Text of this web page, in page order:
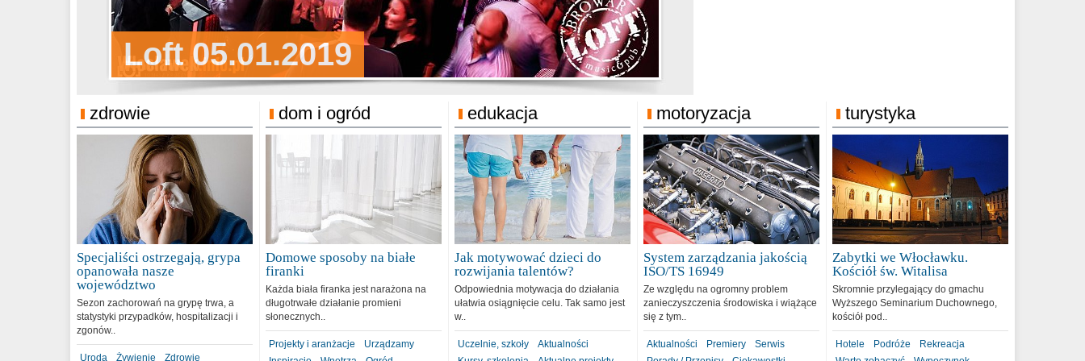
Loft 05.01.2019
Sylwester Podgrodzie 31.12.2018
Sylwester Pensjonat Michelin
31.12.2018
zdrowie
Specjaliści ostrzegają, grypa
opanowała nasze
województwo
Sezon zachorowań na grypę trwa, a
statystyki przypadków, hospitalizacji i
zgonów..
Uroda Żywienie Zdrowie
dom i ogród
Domowe sposoby na białe
firanki
Każda biała firanka jest narażona na
długotrwałe działanie promieni
słonecznych..
Projekty i aranżacje
Urządzamy
edukacja
Jak motywować dzieci do
rozwijania talentów?
Odpowiednia motywacja do działania
ułatwia osiągnięcie celu. Tak samo jest
w..
Uczelnie, szkoły
Aktualności
motoryzacja
System zarządzania jakością
ISO/TS 16949
Ze względu na ogromny problem
zanieczyszczenia środowiska i wiążące
się z tym..
Aktualności Premiery
Serwis
turystyka
Zabytki we Włocławku.
Kościół św. Witalisa
Skromnie przylegający do gmachu
Wyższego Seminarium Duchownego,
kościół pod..
Hotele Podróże
Rekreacja